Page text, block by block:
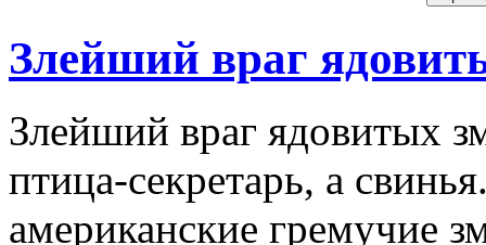
Злейший враг
Злейший враг ядовитых
птица-секретарь, а
американские гремучие